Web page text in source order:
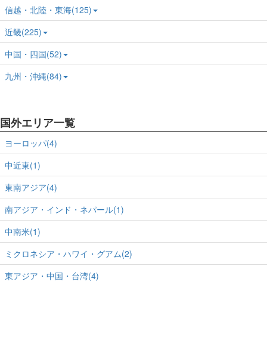
信越・北陸・東海(125)
近畿(225)
中国・四国(52)
九州・沖縄(84)
国外エリア一覧
ヨーロッパ(4)
中近東(1)
東南アジア(4)
南アジア・インド・ネパール(1)
中南米(1)
ミクロネシア・ハワイ・グアム(2)
東アジア・中国・台湾(4)